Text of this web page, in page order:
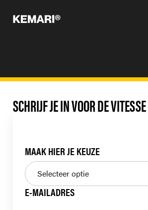
SCHRIJF JE IN VOOR DE
MAAK HIER JE KEUZE
E-MAILADRES